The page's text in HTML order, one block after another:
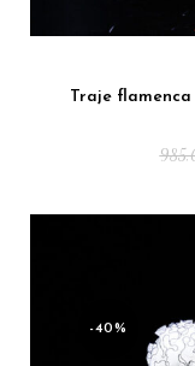
Traje
-40%